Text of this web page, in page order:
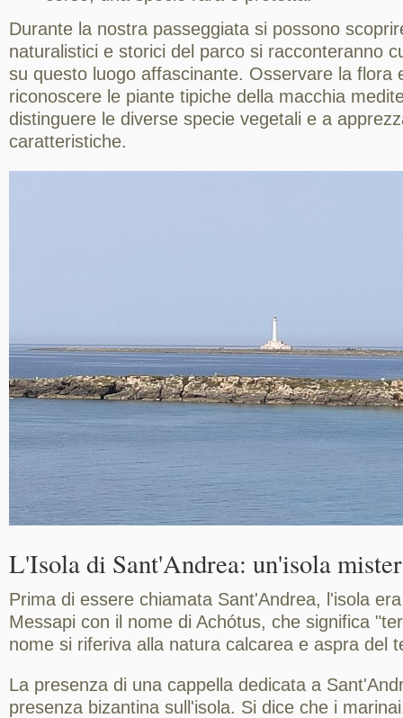
Durante la nostra passeggiata si possono
naturalistici e storici del parco si racconteranno
su questo luogo affascinante. Osservare la flora
riconoscere le piante tipiche della macchia
distinguere le diverse specie vegetali e a
caratteristiche.
L'Isola di Sant'Andrea: un'isola
Prima di essere chiamata Sant'Andrea, l'isola
Messapi con il nome di Achótus, che significa
nome si riferiva alla natura calcarea e aspra del
La presenza di una cappella dedicata a
presenza bizantina sull'isola. Si dice che i